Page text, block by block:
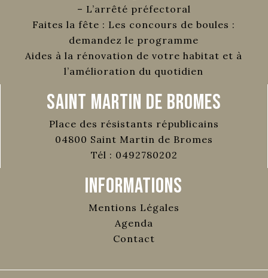
– L’arrêté préfectoral
Faites la fête : Les concours de boules :
demandez le programme
Aides à la rénovation de votre habitat et à
l’amélioration du quotidien
Saint Martin de Bromes
Place des résistants républicains
04800 Saint Martin de Bromes
Tél : 0492780202
Informations
Mentions Légales
Agenda
Contact